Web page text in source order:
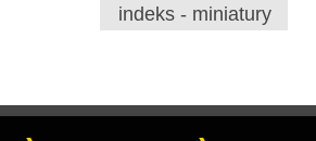
indeks - miniatury